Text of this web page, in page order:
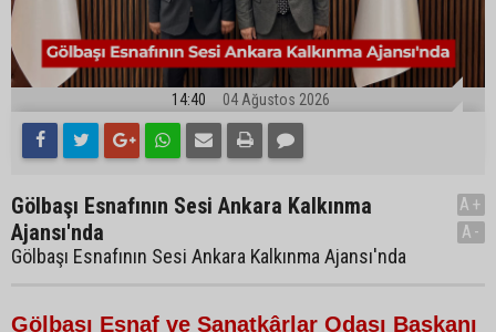
14:40 04 Ağustos 2026
Gölbaşı Esnafının Sesi Ankara Kalkınma
Ajansı'nda
Gölbaşı Esnafının Sesi Ankara Kalkınma Ajansı'nda
A+
A-
Gölbaşı Esnaf ve Sanatkârlar Odası Başkanı